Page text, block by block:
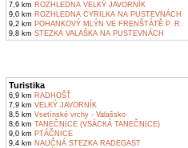
7,9 km ROZHLEDNA VELKÝ JAVORNÍK
9,0 km ROZHLEDNA CYRILKA NA PUSTEVNÁCH
9,2 km POHANKOVÝ MLÝN VE FRENŠTÁTĚ P. R.
9,8 km STEZKA VALAŠKA NA PUSTEVNÁCH
Turistika
6,9 km RADHOŠŤ
7,9 km VELKÝ JAVORNÍK
8,5 km Vsetínské vrchy - Valašsko
8,6 km TANEČNICE (VSÁCKÁ TANEČNICE)
9,0 km PTÁČNICE
9,4 km NAUČNÁ STEZKA RADEGAST